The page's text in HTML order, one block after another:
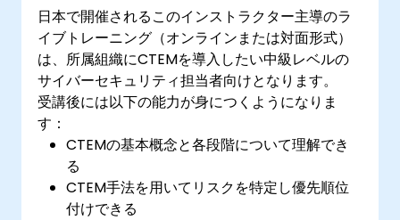
日本で開催されるこのインストラクター主導のラ
イブトレーニング（オンラインまたは対面形式）
は、所属組織にCTEMを導入したい中級レベルの
サイバーセキュリティ担当者向けとなります。
受講後には以下の能力が身につくようになりま
す：
CTEMの基本概念と各段階について理解でき
る
CTEM手法を用いてリスクを特定し優先順位
付けできる